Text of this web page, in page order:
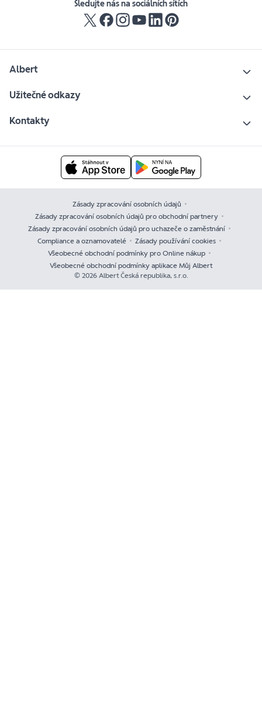
Sledujte nás na sociálních sítích
Albert
Užitečné odkazy
Kontakty
Zásady zpracování osobních údajů
Zásady zpracování osobních údajů pro obchodní partnery
Zásady zpracování osobních údajů pro uchazeče o zaměstnání
Compliance a oznamovatelé
Zásady používání cookies
Všeobecné obchodní podmínky pro Online nákup
Všeobecné obchodní podmínky aplikace Můj Albert
© 2026 Albert Česká republika, s.r.o.